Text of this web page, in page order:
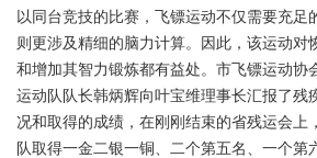
以同台竞技的比赛，飞镖运动不仅需要充足
则更涉及精细的脑力计算。因此，该运动对
和增加其智力锻炼都有益处。市飞镖运动协
运动队队长韩炳辉向叶宝维理事长汇报了残
况和取得的成绩，在刚刚结束的省残运会上
队取得一金二银一铜、二个第五名、一个第